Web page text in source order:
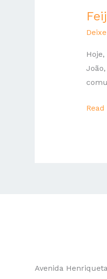
2022
Avenida